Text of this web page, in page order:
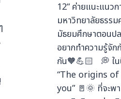
12“ ค่ายแนะแนว
มหาวิทยาลัยธรร
มัธยมศึกษาตอนป
อยากทำความรู้จัก
กัน🧡💪🏻 💭 ใ
“The origins
you” 🚪🌞 ที่จะพ